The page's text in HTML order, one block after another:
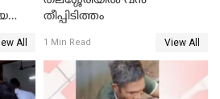
All
തീപ്പിടിത്തം
1 Min Read View All